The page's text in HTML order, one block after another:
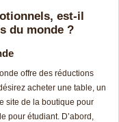
est-il
du monde ?
offre des réductions
acheter une table, un
site de la boutique pour
pour étudiant. D’abord,